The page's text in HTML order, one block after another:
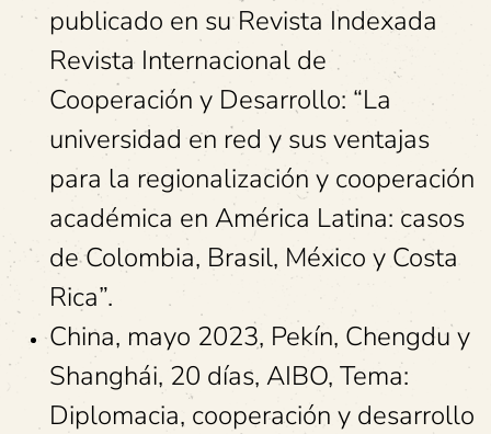
publicado en su Revista Indexada
Revista Internacional de
Cooperación y Desarrollo: “La
universidad en red y sus ventajas
para la regionalización y cooperación
académica en América Latina: casos
de Colombia, Brasil, México y Costa
Rica”.
China, mayo 2023, Pekín, Chengdu y
Shanghái, 20 días, AIBO, Tema:
Diplomacia, cooperación y desarrollo